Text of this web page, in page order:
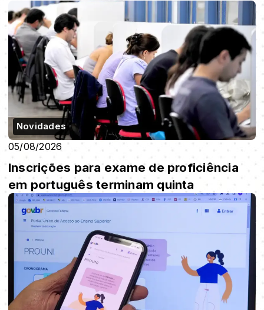
Novidades
05/08/2026
Inscrições para exame de proficiência
em português terminam quinta